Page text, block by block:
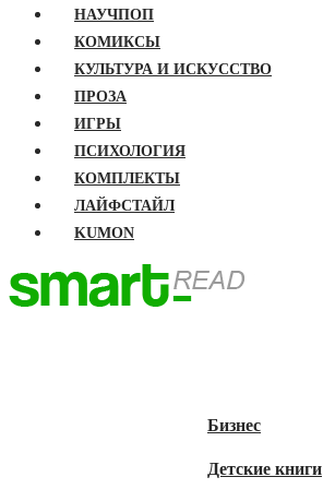
НАУЧПОП
КОМИКСЫ
КУЛЬТУРА И ИСКУССТВО
ПРОЗА
ИГРЫ
ПСИХОЛОГИЯ
КОМПЛЕКТЫ
ЛАЙФСТАЙЛ
KUMON
Бизнес
Детские книги